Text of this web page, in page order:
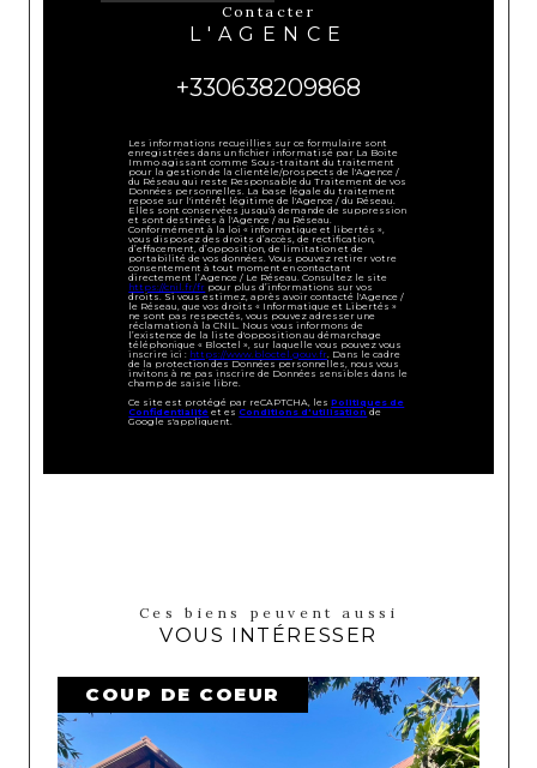
contacter
L'AGENCE
+330638209868
Les informations recueillies sur ce formulaire sont
enregistrées dans un fichier informatisé par La Boite
Immo agissant comme Sous-traitant du traitement
pour la gestion de la clientèle/prospects de l'Agence /
du Réseau qui reste Responsable du Traitement de vos
Données personnelles. La base légale du traitement
repose sur l'intérêt légitime de l'Agence / du Réseau.
Elles sont conservées jusqu'à demande de suppression
et sont destinées à l'Agence / au Réseau.
Conformément à la loi « informatique et libertés »,
vous disposez des droits d’accès, de rectification,
d’effacement, d’opposition, de limitation et de
portabilité de vos données. Vous pouvez retirer votre
consentement à tout moment en contactant
directement l’Agence / Le Réseau. Consultez le site
https://cnil.fr/fr pour plus d’informations sur vos
droits. Si vous estimez, après avoir contacté l'Agence /
le Réseau, que vos droits « Informatique et Libertés »
ne sont pas respectés, vous pouvez adresser une
réclamation à la CNIL. Nous vous informons de
l’existence de la liste d'opposition au démarchage
téléphonique « Bloctel », sur laquelle vous pouvez vous
inscrire ici : https://www.bloctel.gouv.fr. Dans le cadre
de la protection des Données personnelles, nous vous
invitons à ne pas inscrire de Données sensibles dans le
champ de saisie libre.
Ce site est protégé par reCAPTCHA, lesPolitiques de
Confidentialité et esConditions d'utilisationde
Google s'appliquent.
Ces biens peuvent aussi
VOUS INTÉRESSER
COUP DE COEUR